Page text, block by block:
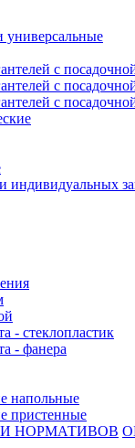
универсальные
с
с
с
индивидуальных
- стеклопластик
- фанера
напольные
пристенные
НОРМАТИВОВ